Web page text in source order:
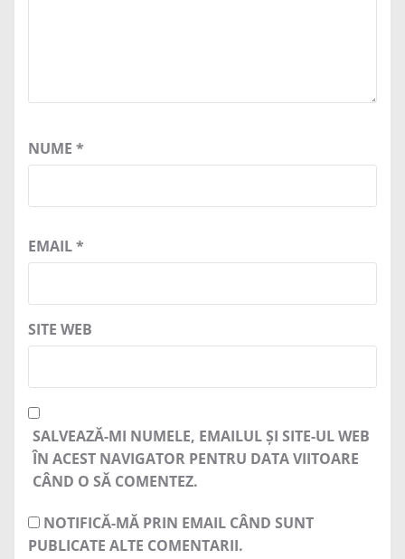
NUME *
EMAIL*
SITE WEB
SALVEAZĂ-MI NUMELE, EMAILUL ȘI SITE-UL WEB
ÎN ACEST NAVIGATOR PENTRU DATA VIITOARE
CÂND O SĂ COMENTEZ.
NOTIFICĂ-MĂ PRIN EMAIL CÂND SUNT
PUBLICATE ALTE COMENTARII.